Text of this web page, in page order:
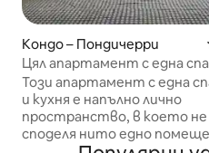
Кондо – Пондичерри
Цял апартамент с една
кухня близо до Рок Бийч и
Този апартамент с една
и кухня е напълно лично
пространство, в което не
споделя нито едно